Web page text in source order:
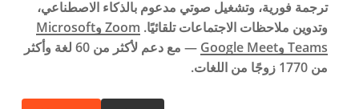
ترجمة فورية، وتشغيل صوتي مدعوم بالذكاء الاصطناعي،
وتدوين ملاحظات الاجتماعات تلقائيًا.
Zoom وMicrosoft
Teams وGoogle Meet
— مع دعم لأكثر من 60 لغة وأكثر
من 1770 زوجًا من اللغات.